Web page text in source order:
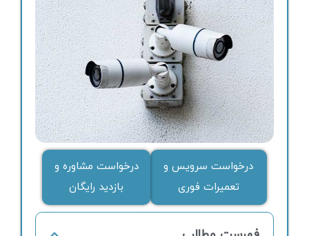
درخواست سرویس و
تعمیرات فوری
درخواست مشاوره و
بازدید رایگان